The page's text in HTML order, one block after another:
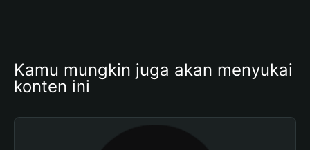
Kamu mungkin juga akan menyukai
konten ini